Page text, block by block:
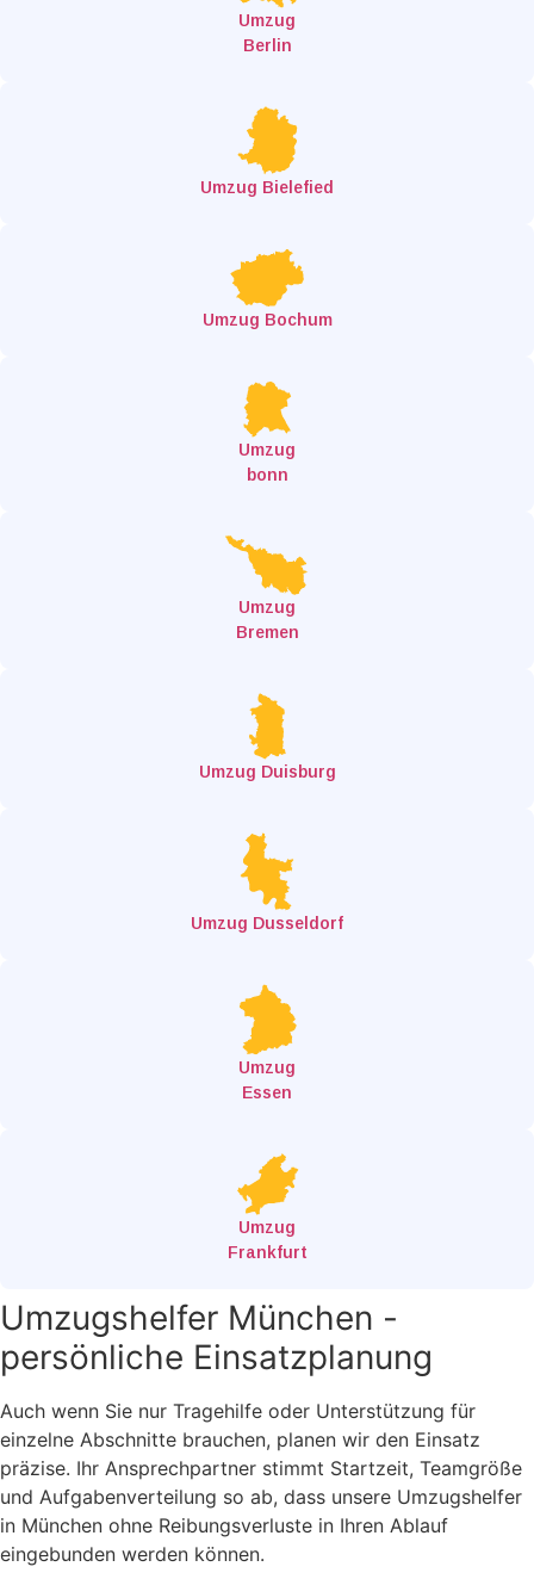
Umzug
Berlin
Umzug Bielefied
Umzug Bochum
Umzug
bonn
Umzug
Bremen
Umzug Duisburg
Umzug Dusseldorf
Umzug
Essen
Umzug
Frankfurt
Umzugshelfer München -
persönliche Einsatzplanung
Auch wenn Sie nur Tragehilfe oder Unterstützung für
einzelne Abschnitte brauchen, planen wir den Einsatz
präzise. Ihr Ansprechpartner stimmt Startzeit, Teamgröße
und Aufgabenverteilung so ab, dass unsere Umzugshelfer
in München ohne Reibungsverluste in Ihren Ablauf
eingebunden werden können.